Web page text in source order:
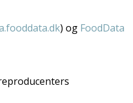
) og FoodData